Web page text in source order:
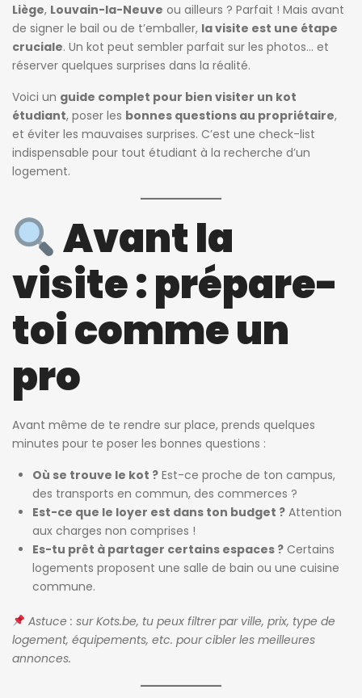
Liège, Louvain-la-Neuve ou ailleurs ? Parfait ! Mais avant
de signer le bail ou de t’emballer, la visite est une étape
cruciale. Un kot peut sembler parfait sur les photos… et
réserver quelques surprises dans la réalité.
Voici un guide complet pour bien visiter un kot
étudiant, poser les bonnes questions au propriétaire,
et éviter les mauvaises surprises. C’est une check-list
indispensable pour tout étudiant à la recherche d’un
logement.
Avant la
visite : prépare-
toi comme un
pro
Avant même de te rendre sur place, prends quelques
minutes pour te poser les bonnes questions :
Où se trouve le kot ? Est-ce proche de ton campus,
des transports en commun, des commerces ?
Est-ce que le loyer est dans ton budget ? Attention
aux charges non comprises !
Es-tu prêt à partager certains espaces ? Certains
logements proposent une salle de bain ou une cuisine
commune.
Astuce : surKots.be, tu peux filtrer par ville, prix, type de
logement, équipements, etc. pour cibler les meilleures
annonces.